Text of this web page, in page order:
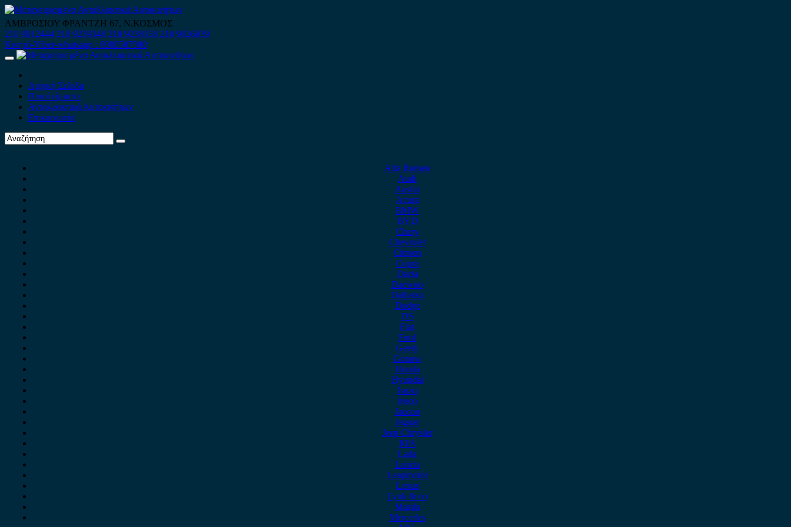
Skip
to
content
ΑΜΒΡΟΣΙΟΥ ΦΡΑΝΤΖΗ 67, Ν.ΚΟΣΜΟΣ
210 9012444 210 9239148 210 9238158 210 9026839
Κινητό-Viber-whatsapp : 6980507900
Primary
Αρχική Σελίδα
Ποιοί είμαστε
Ανταλλακτικά Αυτοκινήτων
Επικοινωνία
Alfa Romeo
Audi
Austin
Acura
BMW
BYD
Chery
Chevrolet
Citroen
Cupra
Dacia
Daewoo
Daihatsu
Dodge
DS
Fiat
Ford
Geely
Gonow
Honda
Hyundai
Isuzu
iveco
Jaecoo
Jaguar
Jeep Chrysler
KIA
Lada
Lancia
Leapmotor
Lexus
Lynk & co
Mazda
Mercedes